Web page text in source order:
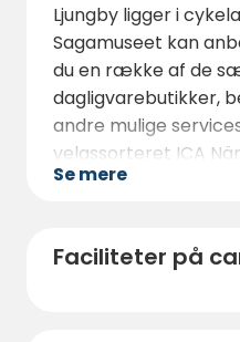
Ljungby ligger i
Sagamuseet kan
du en række af de
dagligvarebutikker,
andre mulige
velassorteret ICA
WiMA Fritid med
Gårdbutikken har
producerede varer,
Se mere
Faciliteter på